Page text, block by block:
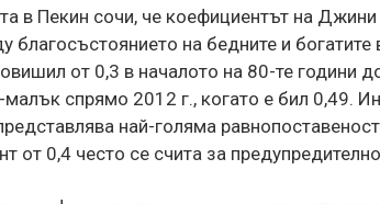
в Пекин сочи, че коефициентът на
благосъстоянието на бедните и богатите
от 0,3 в началото на 80-те години
малък спрямо 2012 г., когато е бил 0,49.
най-голяма
от 0,4 често се счита за